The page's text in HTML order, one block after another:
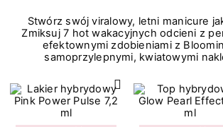
Stwórz swój viralowy, letni manicure
Zmiksuj 7 hot wakacyjnych odcieni z
efektownymi zdobieniami z
samoprzylepnymi, kwiatowymi